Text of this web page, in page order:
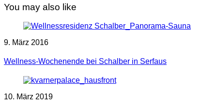
You may also like
9. März 2016
Wellness-Wochenende bei Schalber in Serfaus
10. März 2019